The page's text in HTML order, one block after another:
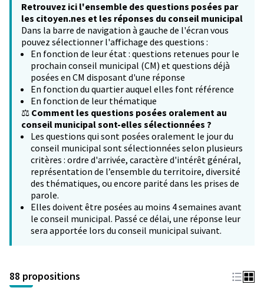
Retrouvez ici l'ensemble des questions posées par
les citoyen.nes et les réponses du conseil municipal
Dans la barre de navigation à gauche de l'écran vous
pouvez sélectionner l'affichage des questions :
En fonction de leur état : questions retenues pour le
prochain conseil municipal (CM) et questions déjà
posées en CM disposant d'une réponse
En fonction du quartier auquel elles font référence
En fonction de leur thématique
⚖️ Comment les questions posées oralement au
conseil municipal sont-elles sélectionnées ?
Les questions qui sont posées oralement le jour du
conseil municipal sont sélectionnées selon plusieurs
critères : ordre d'arrivée, caractère d'intérêt général,
représentation de l’ensemble du territoire, diversité
des thématiques, ou encore parité dans les prises de
parole.
Elles doivent être posées au moins 4 semaines avant
le conseil municipal. Passé ce délai, une réponse leur
sera apportée lors du conseil municipal suivant.
88 propositions